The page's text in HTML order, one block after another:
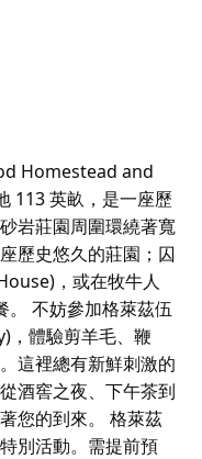
Homestead and
113 英畝，是一座歷
岩莊園周圍環繞著寬
歷史悠久的莊園；囚
，或在牧牛人
不妨參加格萊茲伍
，體驗剪羊毛、鞭
這裡總有新鮮刺激的
酒窖之夜、下午茶到
您的到來。 格萊茲
別活動。需提前預